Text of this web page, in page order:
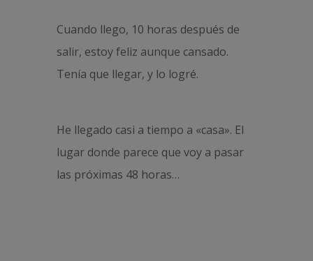
Cuando llego, 10 horas después de
salir, estoy feliz aunque cansado.
Tenía que llegar, y lo logré.
He llegado casi a tiempo a «casa». El
lugar donde parece que voy a pasar
las próximas 48 horas…